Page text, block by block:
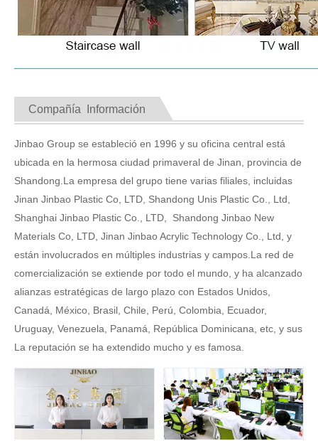
Compañía Información
Jinbao Group se estableció en 1996 y su oficina central está
ubicada en la hermosa ciudad primaveral de Jinan, provincia de
Shandong.La empresa del grupo tiene varias filiales, incluidas
Jinan Jinbao Plastic Co, LTD, Shandong Unis Plastic Co., Ltd,
Shanghai Jinbao Plastic Co., LTD, Shandong Jinbao New
Materials Co, LTD, Jinan Jinbao Acrylic Technology Co., Ltd, y
están involucrados en múltiples industrias y campos.La red de
comercialización se extiende por todo el mundo, y ha alcanzado
alianzas estratégicas de largo plazo con Estados Unidos,
Canadá, México, Brasil, Chile, Perú, Colombia, Ecuador,
Uruguay, Venezuela, Panamá, República Dominicana, etc, y sus
La reputación se ha extendido mucho y es famosa.